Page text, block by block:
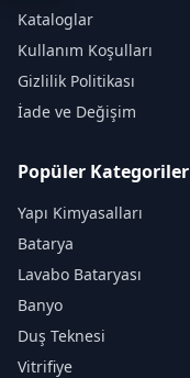
Kataloglar
Kullanım Koşulları
Gizlilik Politikası
İade ve Değişim
Popüler Kategoriler
Yapı Kimyasalları
Batarya
Lavabo Bataryası
Banyo
Duş Teknesi
Vitrifiye